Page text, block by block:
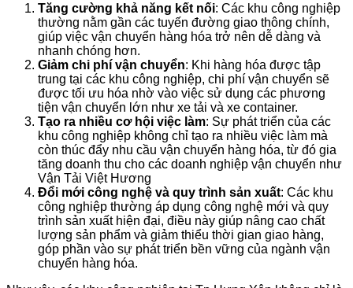
Tăng cường khả năng kết nối: Các khu công nghiệp
thường nằm gần các tuyến đường giao thông chính,
giúp việc vận chuyển hàng hóa trở nên dễ dàng và
nhanh chóng hơn.
Giảm chi phí vận chuyển: Khi hàng hóa được tập
trung tại các khu công nghiệp, chi phí vận chuyển sẽ
được tối ưu hóa nhờ vào việc sử dụng các phương
tiện vận chuyển lớn như xe tải và xe container.
Tạo ra nhiều cơ hội việc làm: Sự phát triển của các
khu công nghiệp không chỉ tạo ra nhiều việc làm mà
còn thúc đẩy nhu cầu vận chuyển hàng hóa, từ đó gia
tăng doanh thu cho các doanh nghiệp vận chuyển như
Vận Tải Việt Hương
Đổi mới công nghệ và quy trình sản xuất: Các khu
công nghiệp thường áp dụng công nghệ mới và quy
trình sản xuất hiện đại, điều này giúp nâng cao chất
lượng sản phẩm và giảm thiểu thời gian giao hàng,
góp phần vào sự phát triển bền vững của ngành vận
chuyển hàng hóa.